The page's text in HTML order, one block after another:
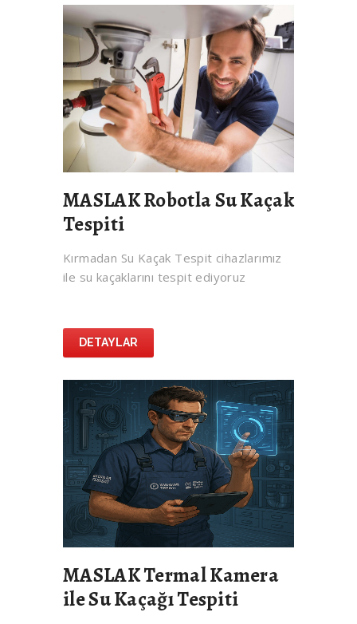
MASLAK Robotla Su Kaçak
Tespiti
Kırmadan Su Kaçak Tespit cihazlarımız
ile su kaçaklarını tespit ediyoruz
DETAYLAR
MASLAK Termal Kamera
ile Su Kaçağı Tespiti